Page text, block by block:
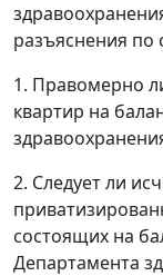
разъяснения
1. Правомерно
квартир на
2. Следует ли
состоящих на
Департамента